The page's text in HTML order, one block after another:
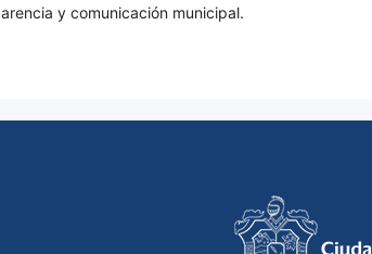
y comunicación municipal.